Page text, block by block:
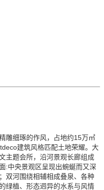
雕细琢的作风，占地约15万㎡
建筑风格匹配土地荣耀。大
主题会所，沿河景观长廊组成
:中央景观区呈现出蜿蜒而又深
双河围绕相辅相成叠泉、各种
绿植、形态迥异的水系与风情